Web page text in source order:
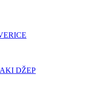
DŽEP